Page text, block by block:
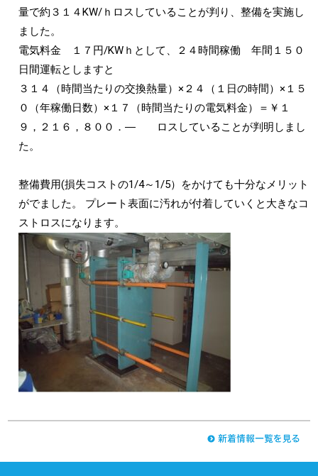
量で約３１４KW/ｈロスしていることが判り、整備を実施し
ました。
電気料金 １７円/KWｈとして、２４時間稼働 年間１５０
日間運転としますと
３１４（時間当たりの交換熱量）×２４（１日の時間）×１５
０（年稼働日数）×１７（時間当たりの電気料金）＝￥１
９，２１６，８００．― ロスしていることが判明しまし
た。
整備費用(損失コストの1/4～1/5）をかけても十分なメリット
がでました。 プレート表面に汚れが付着していくと大きなコ
ストロスになります。